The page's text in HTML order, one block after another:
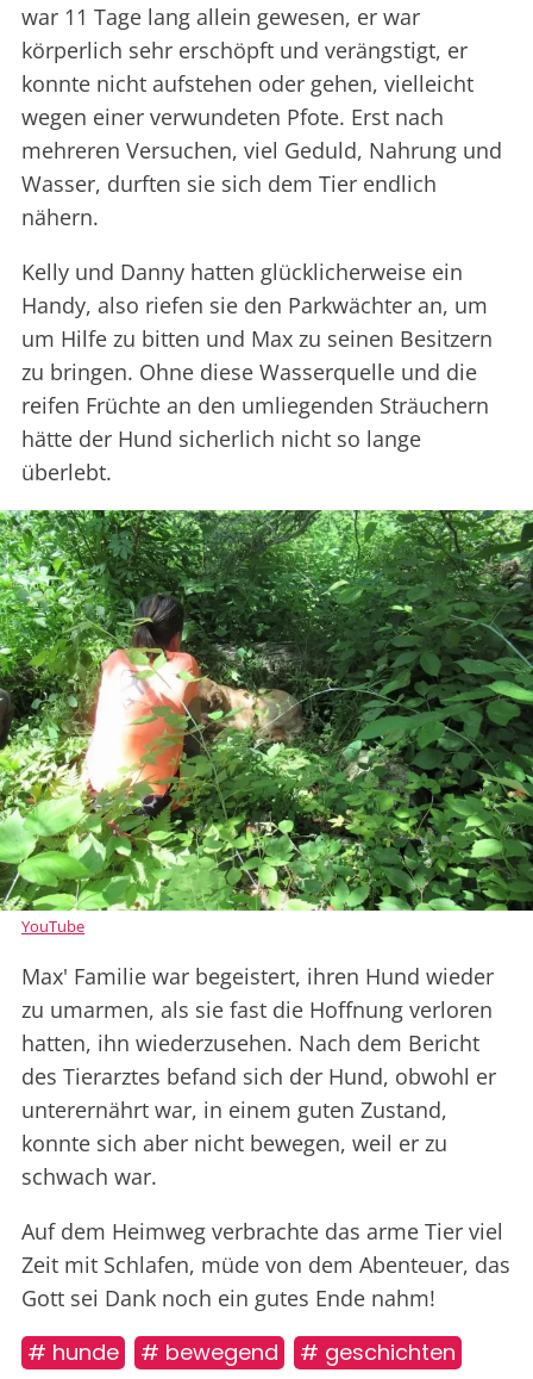
war 11 Tage lang allein gewesen, er war
körperlich sehr erschöpft und verängstigt, er
konnte nicht aufstehen oder gehen, vielleicht
wegen einer verwundeten Pfote. Erst nach
mehreren Versuchen, viel Geduld, Nahrung und
Wasser, durften sie sich dem Tier endlich
nähern.
Kelly und Danny hatten glücklicherweise ein
Handy, also riefen sie den Parkwächter an, um
um Hilfe zu bitten und Max zu seinen Besitzern
zu bringen. Ohne diese Wasserquelle und die
reifen Früchte an den umliegenden Sträuchern
hätte der Hund sicherlich nicht so lange
überlebt.
YouTube
Max' Familie war begeistert, ihren Hund wieder
zu umarmen, als sie fast die Hoffnung verloren
hatten, ihn wiederzusehen. Nach dem Bericht
des Tierarztes befand sich der Hund, obwohl er
unterernährt war, in einem guten Zustand,
konnte sich aber nicht bewegen, weil er zu
schwach war.
Auf dem Heimweg verbrachte das arme Tier viel
Zeit mit Schlafen, müde von dem Abenteuer, das
Gott sei Dank noch ein gutes Ende nahm!
# hunde # bewegend # geschichten